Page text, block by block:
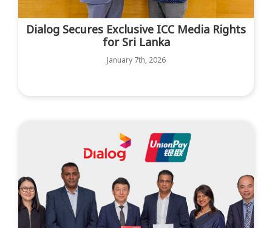
Dialog Secures Exclusive ICC Media Rights
for Sri Lanka
January 7th, 2026